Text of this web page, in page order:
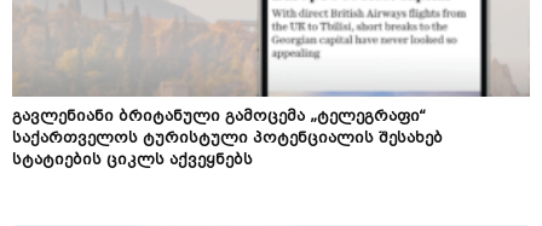
გავლენიანი ბრიტანული გამოცემა „ტელეგრაფი“
საქართველოს ტურისტული პოტენციალის შესახებ
სტატიების ციკლს აქვეყნებს